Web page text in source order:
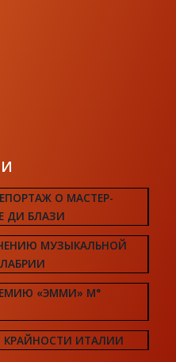
О МАСТЕР-
ДИ БЛАЗИ
МУЗЫКАЛЬНОЙ
«ЭММИ» М°
КРАЙНОСТИ ИТАЛИИ